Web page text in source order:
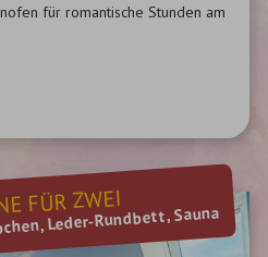
für romantische Stunden am
FÜR ZWEI
Leder-Rundbett, Sauna